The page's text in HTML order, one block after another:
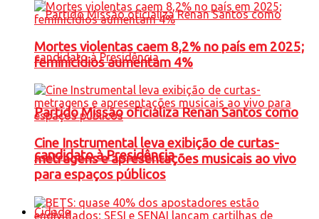
Partido Missão oficializa Renan Santos como
candidato à Presidência
Cidade
Mortes violentas caem 8,2% no país em 2025;
feminicídios aumentam 4%
Cine Instrumental leva exibição de curtas-
metragens e apresentações musicais ao vivo
para espaços públicos